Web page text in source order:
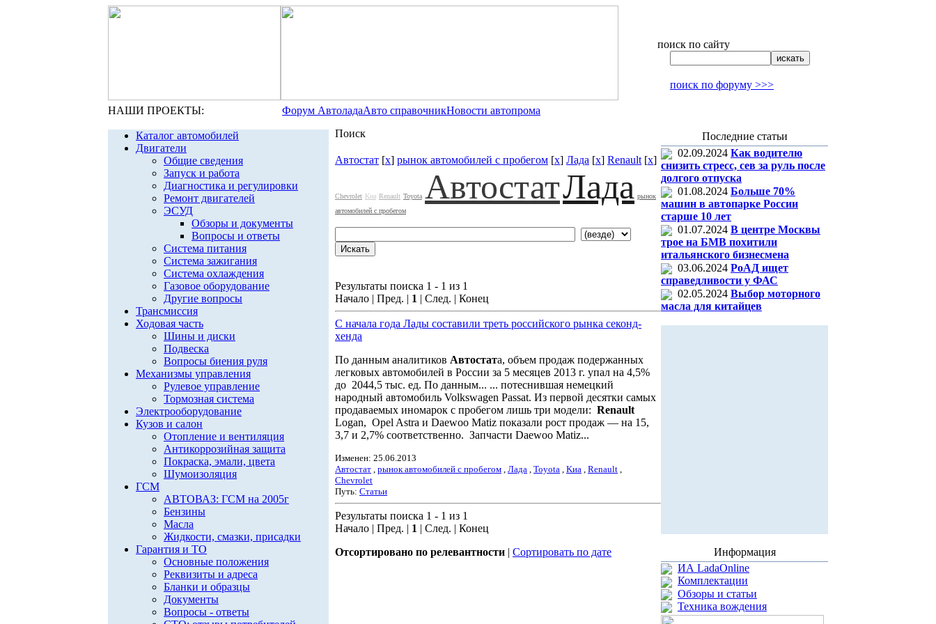
поиск по сайту
поиск по форуму >>>
НАШИ ПРОЕКТЫ: Форум АвтоладаАвто справочникНовости автопрома
Каталог автомобилей
Двигатели
Общие сведения
Запуск и работа
Диагностика и регулировки
Ремонт двигателей
ЭСУД
Обзоры и документы
Вопросы и ответы
Система питания
Система зажигания
Система охлаждения
Газовое оборудование
Другие вопросы
Трансмиссия
Ходовая часть
Шины и диски
Подвеска
Вопросы биения руля
Механизмы управления
Рулевое управление
Тормозная система
Электрооборудование
Кузов и салон
Отопление и вентиляция
Антикоррозийная защита
Покраска, эмали, цвета
Шумоизоляция
ГСМ
АВТОВАЗ: ГСМ на 2005г
Бензины
Масла
Жидкости, смазки, присадки
Гарантия и ТО
Основные положения
Реквизиты и адреса
Бланки и образцы
Документы
Вопросы - ответы
Поиск
Автостат [x] рынок автомобилей с пробегом [x] Лада [x] Renault [x]
Chevrolet Kиа Renault Toyota АвтостатЛада рынок
автомобилей с пробегом
Результаты поиска 1 - 1 из 1
Начало | Пред. | 1 | След. | Конец
С начала года Лады составили треть российского рынка секонд-
хенда
По данным аналитиков Автостата, объем продаж подержанных
легковых автомобилей в России за 5 месяцев 2013 г. упал на 4,5%
до 2044,5 тыс. ед. По данным... ... потеснившая немецкий
народный автомобиль Volkswagen Passat. Из первой десятки самых
продаваемых иномарок с пробегом лишь три модели: Renault
Logan, Opel Astra и Daewoo Matiz показали рост продаж — на 15,
3,7 и 2,7% соответственно. Запчасти Daewoo Matiz...
Изменен: 25.06.2013
Автостат , рынок автомобилей с пробегом , Лада , Toyota , Kиа , Renault ,
Chevrolet
Путь: Статьи
Результаты поиска 1 - 1 из 1
Начало | Пред. | 1 | След. | Конец
Отсортировано по релевантности | Сортировать по дате
Последние статьи
02.09.2024 Как водителю
снизить стресс, сев за руль после
долгого отпуска
01.08.2024 Больше 70%
машин в автопарке России
старше 10 лет
01.07.2024 В центре Москвы
трое на БМВ похитили
итальянского бизнесмена
03.06.2024 РоАД ищет
справедливости у ФАС
02.05.2024 Выбор моторного
масла для китайцев
Информация
ИА LadaOnline
Комплектации
Обзоры и статьи
Техника вождения